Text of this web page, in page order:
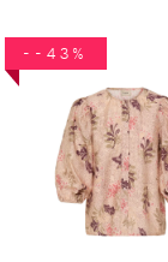
--43%